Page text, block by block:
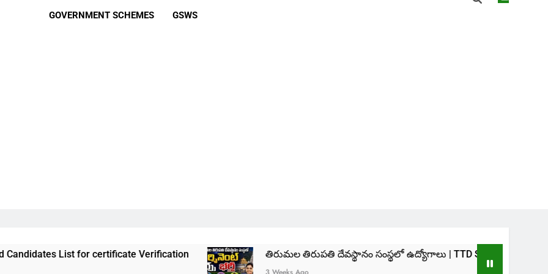
GOVERNMENT SCHEMES GSWS
for certificate Verification తిరుమల తిరుపతి దేవస్థానం సంస్థలో ఉద్యోగాలు | TTD SVIMS Direct Recruitment